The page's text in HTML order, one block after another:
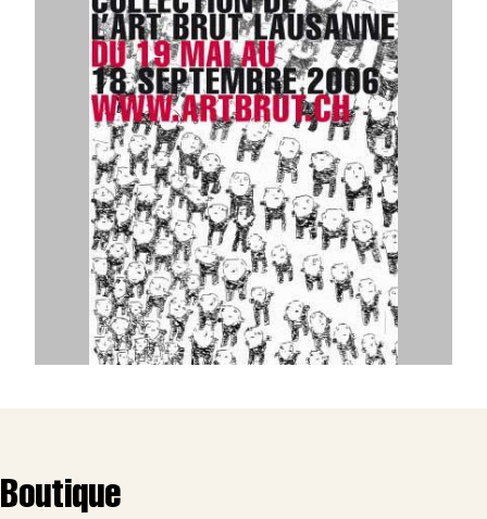
Boutique